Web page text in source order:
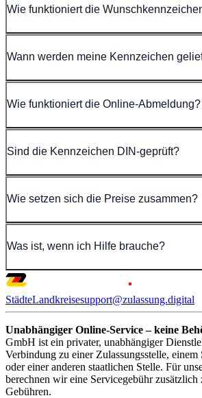
Wie funktioniert die
Wann werden meine Kennzeichen
Wie funktioniert die Online-Abmeldung?
Sind die Kennzeichen DIN-geprüft?
Wie setzen sich die Preise zusammen?
Was ist, wenn ich Hilfe brauche?
StädteLandkreisesupport@zulassung.digital
Unabhängiger Online-Service – keine
GmbH ist ein privater, unabhängiger
Verbindung zu einer Zulassungsstelle, einem
oder einer anderen staatlichen Stelle. Für
berechnen wir eine Servicegebühr zusätzlich
Gebühren.